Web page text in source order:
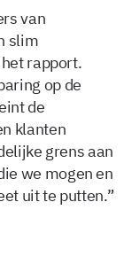
van
slim
rapport.
op de
de
klanten
grens aan
we mogen en
uit te putten.”